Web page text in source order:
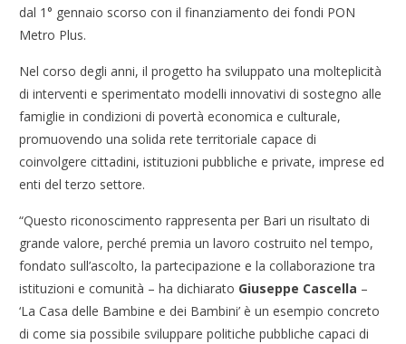
dal 1° gennaio scorso con il finanziamento dei fondi PON
Metro Plus.
Nel corso degli anni, il progetto ha sviluppato una molteplicità
di interventi e sperimentato modelli innovativi di sostegno alle
famiglie in condizioni di povertà economica e culturale,
promuovendo una solida rete territoriale capace di
coinvolgere cittadini, istituzioni pubbliche e private, imprese ed
enti del terzo settore.
“Questo riconoscimento rappresenta per Bari un risultato di
grande valore, perché premia un lavoro costruito nel tempo,
fondato sull’ascolto, la partecipazione e la collaborazione tra
istituzioni e comunità – ha dichiarato Giuseppe Cascella –
‘La Casa delle Bambine e dei Bambini’ è un esempio concreto
di come sia possibile sviluppare politiche pubbliche capaci di